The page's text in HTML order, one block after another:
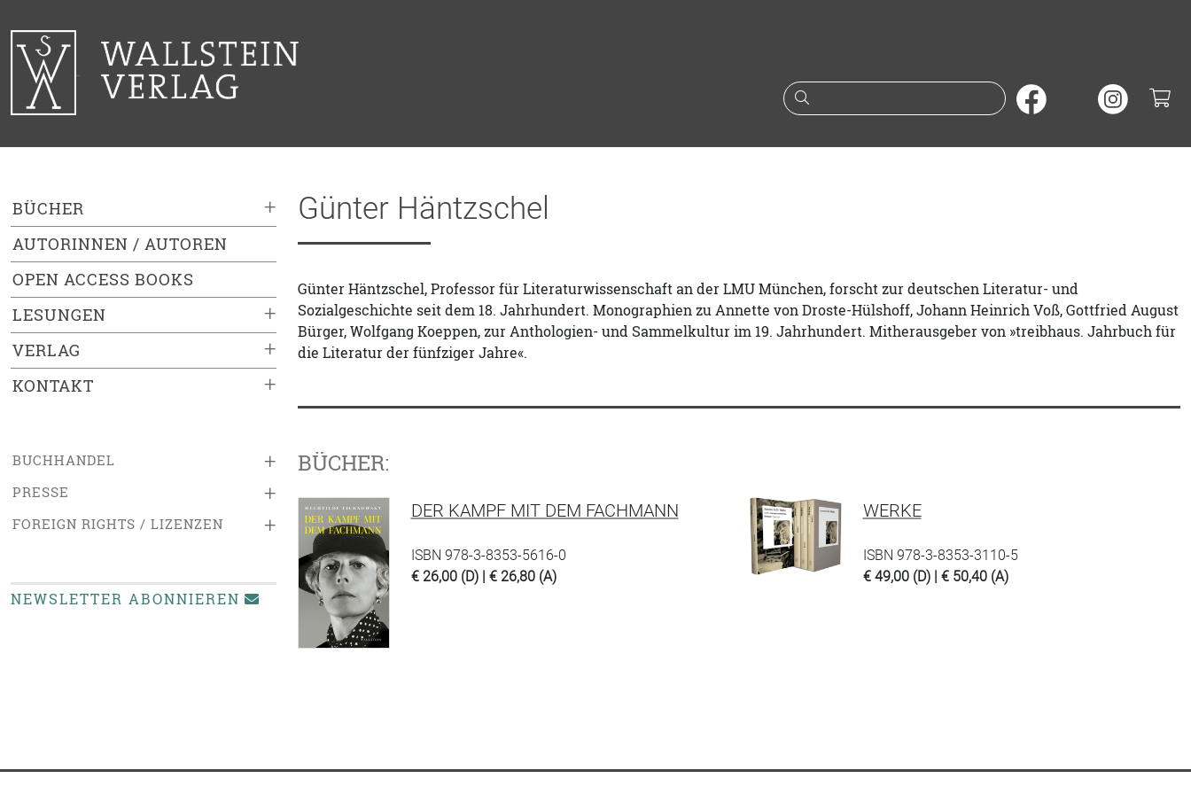
Suche nach Büchern oder
+
BÜCHER
AUTORINNEN / AUTOREN
OPEN ACCESS BOOKS
+
LESUNGEN
+
VERLAG
+
KONTAKT
+
BUCHHANDEL
+
PRESSE
+
FOREIGN RIGHTS / LIZENZEN
NEWSLETTER ABONNIEREN
Günter Häntzschel
Günter Häntzschel, Professor für Literaturwissenschaft an der LMU München, forscht zur deutschen Literatur- und
Sozialgeschichte seit dem 18. Jahrhundert. Monographien zu Annette von Droste-Hülshoff, Johann Heinrich Voß, Gottfried August
Bürger, Wolfgang Koeppen, zur Anthologien- und Sammelkultur im 19. Jahrhundert. Mitherausgeber von »treibhaus. Jahrbuch für
die Literatur der fünfziger Jahre«.
BÜCHER:
DER KAMPF MIT DEM FACHMANN
ISBN 978-3-8353-5616-0
€ 26,00 (D) | € 26,80 (A)
WERKE
ISBN 978-3-8353-3110-5
€ 49,00 (D) | € 50,40 (A)